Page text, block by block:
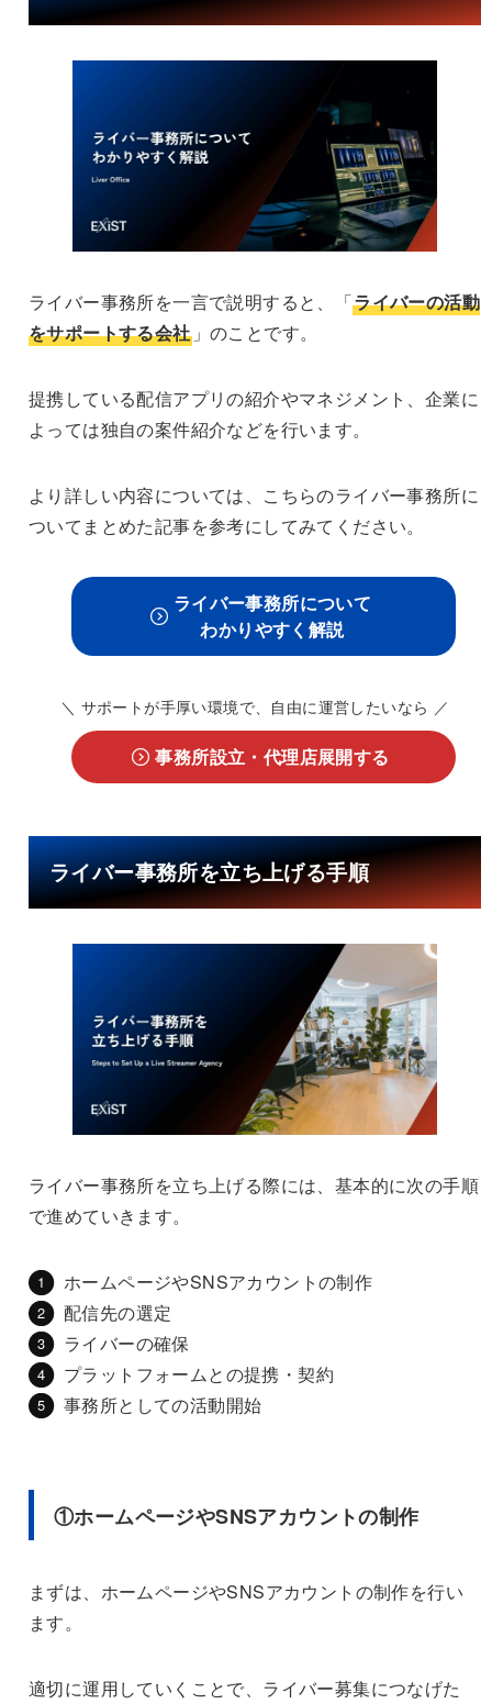
ライバー事務所を一言で説明すると、「ライバーの活動
をサポートする会社」のことです。
提携している配信アプリの紹介やマネジメント、企業に
よっては独自の案件紹介などを行います。
より詳しい内容については、こちらのライバー事務所に
ついてまとめた記事を参考にしてみてください。
ライバー事務所について
わかりやすく解説
＼ サポートが手厚い環境で、自由に運営したいなら ／
事務所設立・代理店展開する
ライバー事務所を立ち上げる手順
ライバー事務所を立ち上げる際には、基本的に次の手順
で進めていきます。
ホームページやSNSアカウントの制作
配信先の選定
ライバーの確保
プラットフォームとの提携・契約
事務所としての活動開始
①ホームページやSNSアカウントの制作
まずは、ホームページやSNSアカウントの制作を行い
ます。
適切に運用していくことで、ライバー募集につなげた